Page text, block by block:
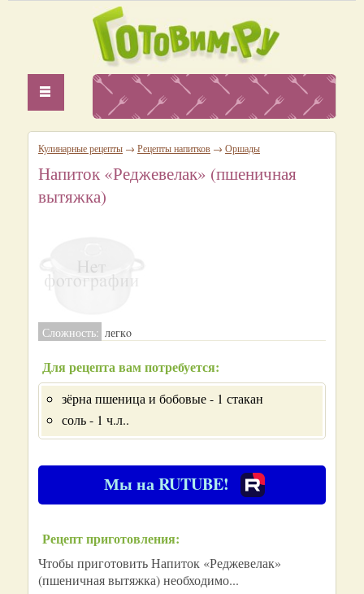
Кулинарные рецепты → Рецепты напитков → Оршады
Напиток «Реджевелак» (пшеничная
вытяжка)
Сложность: легкo
Для рецепта вам потребуется:
зёрна пшеница и бобовые - 1 стакан
соль - 1 ч.л..
Мы на RUTUBE!
Рецепт приготовления:
Чтобы приготовить Напиток «Реджевелак»
(пшеничная вытяжка) необходимо...